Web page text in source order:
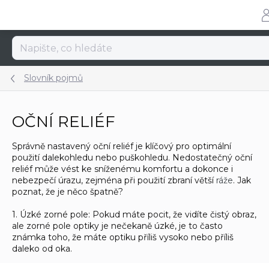
obsah
Slovník pojmů
OČNÍ RELIÉF
Správně nastavený oční reliéf je klíčový pro optimální
použití dalekohledu nebo puškohledu. Nedostatečný oční
reliéf může vést ke sníženému komfortu a dokonce i
nebezpečí úrazu, zejména při použití zbraní větší ráže. Jak
poznat, že je něco špatně?
1. Úzké zorné pole: Pokud máte pocit, že vidíte čistý obraz,
ale zorné pole optiky je nečekaně úzké, je to často
známka toho, že máte optiku příliš vysoko nebo příliš
daleko od oka.